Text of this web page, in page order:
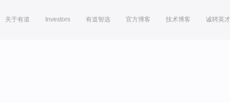
关于有道 Investors 有道智选 官方博客 技术博客 诚聘英才